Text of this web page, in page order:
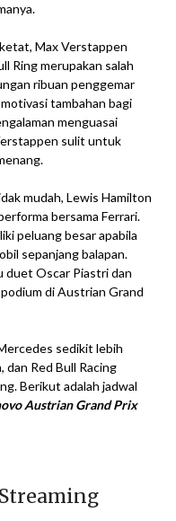
Max Verstappen
Ring merupakan salah
ribuan penggemar
tambahan bagi
menguasai
sulit untuk
mudah, Lewis Hamilton
bersama Ferrari.
peluang besar apabila
sepanjang balapan.
duet Oscar Piastri dan
di Austrian Grand
sedikit lebih
dan Red Bull Racing
Berikut adalah jadwal
Austrian Grand Prix